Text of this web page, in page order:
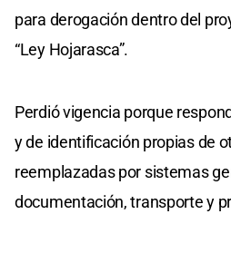
para derogación dentro del
“Ley Hojarasca”.
Perdió vigencia porque
y de identificación propias de
reemplazadas por sistemas
documentación, transporte y